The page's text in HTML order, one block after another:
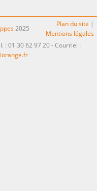
2025
Plan du site |
Mentions légales
: 01 30 62 97 20 - Courriel :